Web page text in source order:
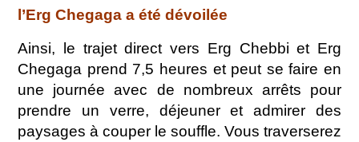
l’Erg Chegaga a été dévoilée
Ainsi, le trajet direct vers Erg Chebbi et Erg
Chegaga prend 7,5 heures et peut se faire en
une journée avec de nombreux arrêts pour
prendre un verre, déjeuner et admirer des
paysages à couper le souffle. Vous traverserez